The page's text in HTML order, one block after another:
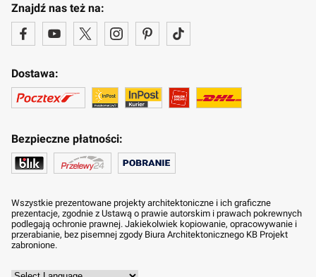
Znajdź nas też na:
Dostawa:
Bezpieczne płatności:
Wszystkie prezentowane projekty architektoniczne i ich graficzne
prezentacje, zgodnie z Ustawą o prawie autorskim i prawach pokrewnych
podlegają ochronie prawnej. Jakiekolwiek kopiowanie, opracowywanie i
przerabianie, bez pisemnej zgody Biura Architektonicznego KB Projekt
zabronione.